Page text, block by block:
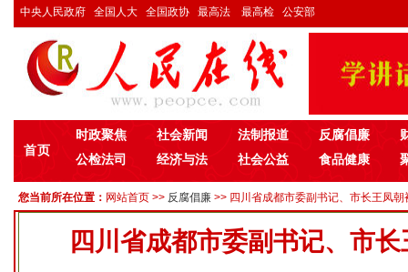
中央人民政府 全国人大 全国政协 最高法 最高检 公安部
首页
时政聚焦 社会新闻 法制报道 反腐倡廉
公检法司
经济与法 社会公益 食品健康
您当前所在位置： 网站首页 >> 反腐倡廉 >> 四川省成都市委副书记、市长王凤朝
四川省成都市委副书记、市